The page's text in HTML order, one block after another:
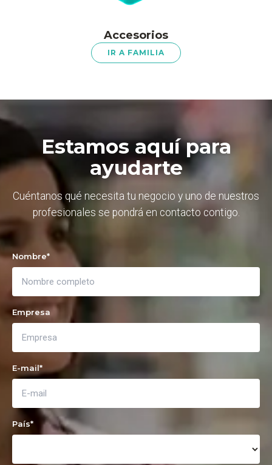
Accesorios
IR A FAMILIA
Estamos aquí para
ayudarte
Cuéntanos qué necesita tu negocio y uno de nuestros
profesionales se pondrá en contacto contigo.
Nombre*
Empresa
E-mail*
País*